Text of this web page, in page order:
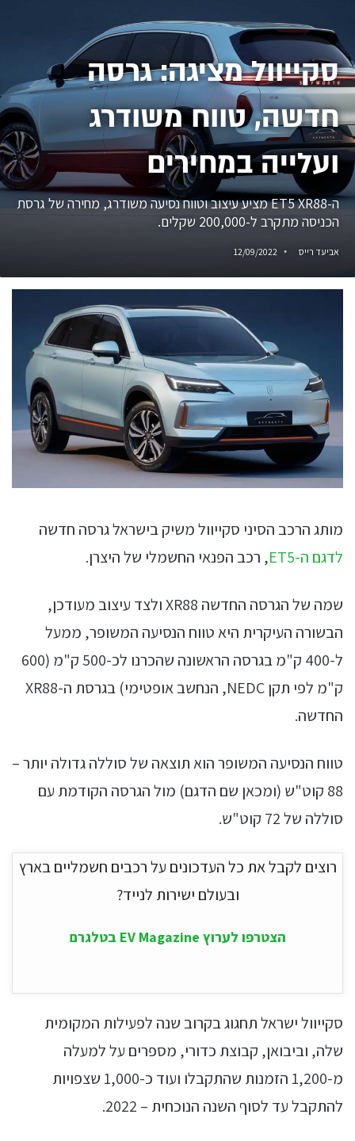
סקייוול מציגה: גרסה
חדשה, טווח משודרג
ועלייה במחירים
ה-ET5 XR88 מציע עיצוב וטווח נסיעה משודרג, מחירה של גרסת
הכניסה מתקרב ל-200,000 שקלים.
אביעד רייס 12/09/2022
מותג הרכב הסיני סקייוול משיק בישראל גרסה חדשה
לדגם ה-ET5
, רכב הפנאי החשמלי של היצרן.
שמה של הגרסה החדשה XR88 ולצד עיצוב מעודכן,
הבשורה העיקרית היא טווח הנסיעה המשופר, ממעל
ל-400 ק"מ בגרסה הראשונה שהכרנו לכ-500 ק"מ (600
ק"מ לפי תקן NEDC, הנחשב אופטימי) בגרסת ה-XR88
החדשה.
טווח הנסיעה המשופר הוא תוצאה של סוללה גדולה יותר –
88 קוט"ש (ומכאן שם הדגם) מול הגרסה הקודמת עם
סוללה של 72 קוט"ש.
רוצים לקבל את כל העדכונים על רכבים חשמליים בארץ
ובעולם ישירות לנייד?
הצטרפו לערוץ EV Magazine בטלגרם
סקייוול ישראל תחגוג בקרוב שנה לפעילות המקומית
שלה, וביבואן, קבוצת כדורי, מספרים על למעלה
מ-1,200 הזמנות שהתקבלו ועוד כ-1,000 שצפויות
להתקבל עד לסוף השנה הנוכחית – 2022.